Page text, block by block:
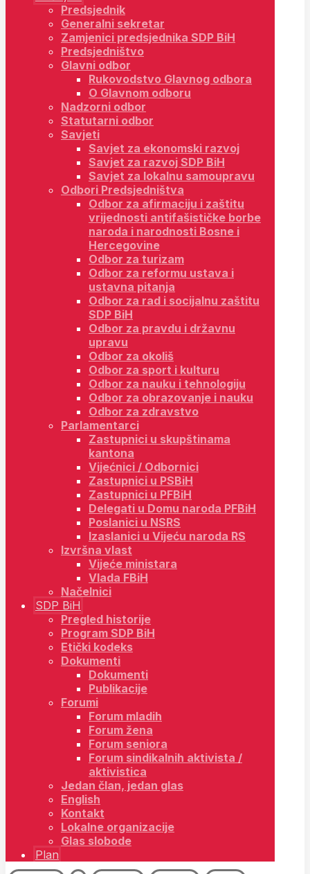
Predsjednik
Generalni sekretar
Zamjenici predsjednika SDP BiH
Predsjedništvo
Glavni odbor
Rukovodstvo Glavnog odbora
O Glavnom odboru
Nadzorni odbor
Statutarni odbor
Savjeti
Savjet za ekonomski razvoj
Savjet za razvoj SDP BiH
Savjet za lokalnu samoupravu
Odbori Predsjedništva
Odbor za afirmaciju i zaštitu
vrijednosti antifašističke borbe
naroda i narodnosti Bosne i
Hercegovine
Odbor za turizam
Odbor za reformu ustava i
ustavna pitanja
Odbor za rad i socijalnu zaštitu
SDP BiH
Odbor za pravdu i državnu
upravu
Odbor za okoliš
Odbor za sport i kulturu
Odbor za nauku i tehnologiju
Odbor za obrazovanje i nauku
Odbor za zdravstvo
Parlamentarci
Zastupnici u skupštinama
kantona
Vijećnici / Odbornici
Zastupnici u PSBiH
Zastupnici u PFBiH
Delegati u Domu naroda PFBiH
Poslanici u NSRS
Izaslanici u Vijeću naroda RS
Izvršna vlast
Vijeće ministara
Vlada FBiH
Načelnici
SDP BiH
Pregled historije
Program SDP BiH
Etički kodeks
Dokumenti
Dokumenti
Publikacije
Forumi
Forum mladih
Forum žena
Forum seniora
Forum sindikalnih aktivista /
aktivistica
Jedan član, jedan glas
English
Kontakt
Lokalne organizacije
Glas slobode
Plan